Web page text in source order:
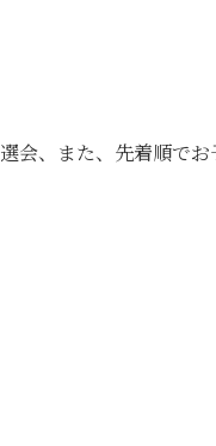
、また、先着順で